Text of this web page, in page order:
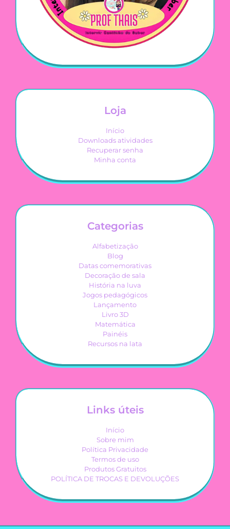
Loja
Início
Downloads atividades
Recuperar senha
Minha conta
Categorias
Alfabetização
Blog
Datas comemorativas
Decoração de sala
História na luva
Jogos pedagógicos
Lançamento
Livro 3D
Matemática
Painéis
Recursos na lata
Links úteis
Início
Sobre mim
Política Privacidade
Termos de uso
Produtos Gratuitos
POLÍTICA DE TROCAS E DEVOLUÇÕES